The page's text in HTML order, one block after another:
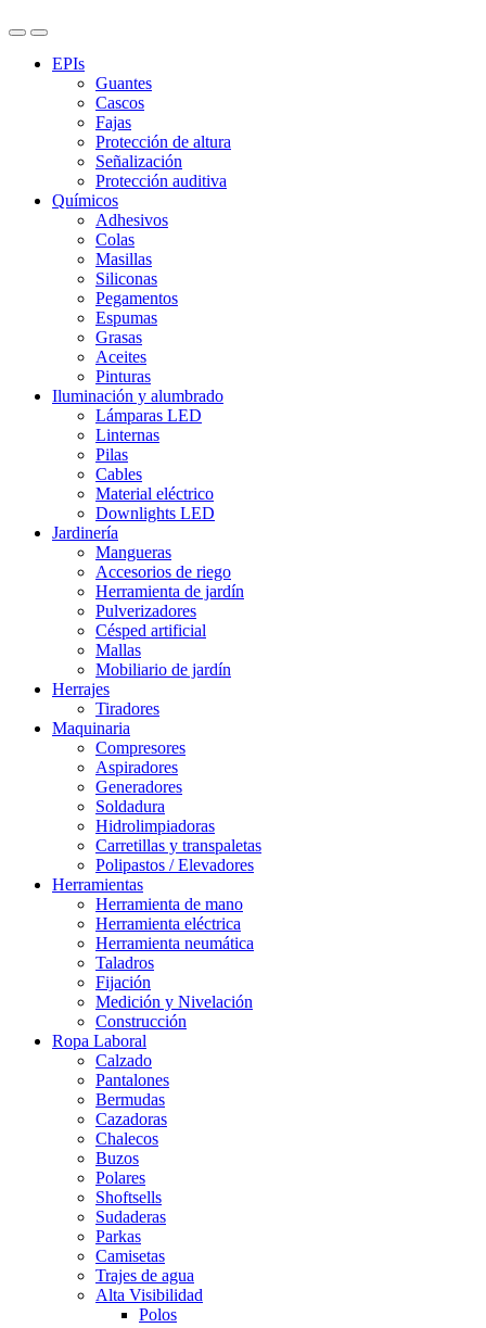
EPIs
Guantes
Cascos
Fajas
Protección de altura
Señalización
Protección auditiva
Químicos
Adhesivos
Colas
Masillas
Siliconas
Pegamentos
Espumas
Grasas
Aceites
Pinturas
Iluminación y alumbrado
Lámparas LED
Linternas
Pilas
Cables
Material eléctrico
Downlights LED
Jardinería
Mangueras
Accesorios de riego
Herramienta de jardín
Pulverizadores
Césped artificial
Mallas
Mobiliario de jardín
Herrajes
Tiradores
Maquinaria
Compresores
Aspiradores
Generadores
Soldadura
Hidrolimpiadoras
Carretillas y transpaletas
Polipastos / Elevadores
Herramientas
Herramienta de mano
Herramienta eléctrica
Herramienta neumática
Taladros
Fijación
Medición y Nivelación
Construcción
Ropa Laboral
Calzado
Pantalones
Bermudas
Cazadoras
Chalecos
Buzos
Polares
Shoftsells
Sudaderas
Parkas
Camisetas
Trajes de agua
Alta Visibilidad
Polos